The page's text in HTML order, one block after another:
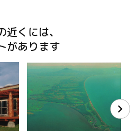
くには、
があります